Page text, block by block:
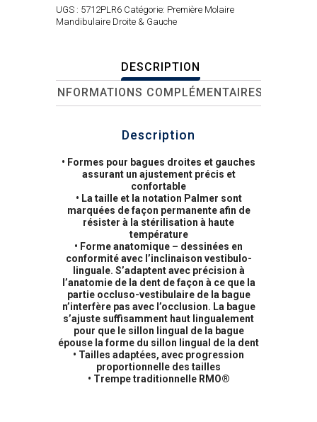
UGS : 5712PLR6 Catégorie: Première Molaire
Mandibulaire Droite & Gauche
DESCRIPTION
INFORMATIONS COMPLÉMENTAIRES
Description
• Formes pour bagues droites et gauches
assurant un ajustement précis et
confortable
• La taille et la notation Palmer sont
marquées de façon permanente afin de
résister à la stérilisation à haute
température
• Forme anatomique – dessinées en
conformité avec l’inclinaison vestibulo-
linguale. S’adaptent avec précision à
l’anatomie de la dent de façon à ce que la
partie occluso-vestibulaire de la bague
n’interfère pas avec l’occlusion. La bague
s’ajuste suffisamment haut lingualement
pour que le sillon lingual de la bague
épouse la forme du sillon lingual de la dent
• Tailles adaptées, avec progression
proportionnelle des tailles
• Trempe traditionnelle RMO®